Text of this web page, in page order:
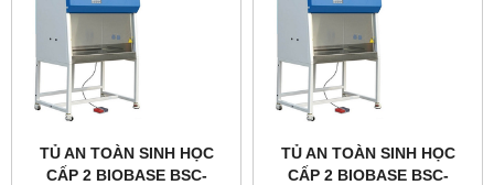
TỦ AN TOÀN SINH HỌC
CẤP 2 BIOBASE BSC-
TỦ AN TOÀN SINH HỌC
CẤP 2 BIOBASE BSC-